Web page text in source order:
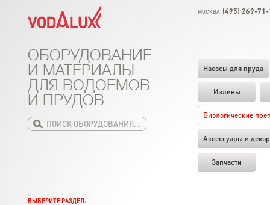
МОСКВА (495) 269-
Насосы для пруда
Изливы
Биологические
Аксессуары и декор
Запчасти
ОБОРУДОВАНИЕ
И МАТЕРИАЛЫ
ДЛЯ ВОДОЕМОВ
И ПРУДОВ
ВЫБЕРИТЕ РАЗДЕЛ: